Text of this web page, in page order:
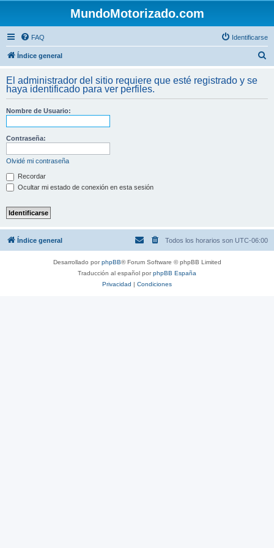
MundoMotorizado.com
FAQ Identificarse
Índice general
c
El administrador del sitio requiere que esté registrado y se
haya identificado para ver perfiles.
Nombre de Usuario:
Contraseña:
Olvidé mi contraseña
Recordar
Ocultar mi estado de conexión en esta sesión
Índice general Todos los horarios son UTC-06:00
Desarrollado porphpBB® Forum Software © phpBB Limited
Traducción al español porphpBB España
Privacidad | Condiciones